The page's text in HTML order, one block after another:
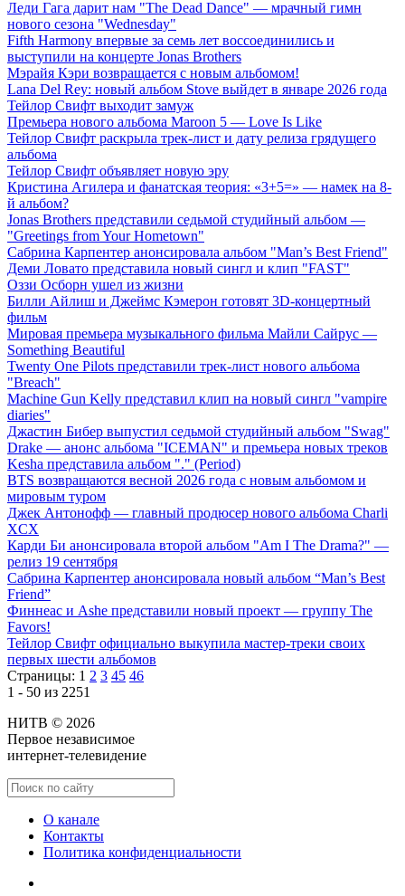
Леди Гага дарит нам "The Dead Dance" — мрачный гимн
нового сезона "Wednesday"
Fifth Harmony впервые за семь лет воссоединились и
выступили на концерте Jonas Brothers
Мэрайя Кэри возвращается с новым альбомом!
Lana Del Rey: новый альбом Stove выйдет в январе 2026 года
Тейлор Свифт выходит замуж
Премьера нового альбома Maroon 5 — Love Is Like
Тейлор Свифт раскрыла трек-лист и дату релиза грядущего
альбома
Тейлор Свифт объявляет новую эру
Кристина Агилера и фанатская теория: «3+5=» — намек на 8-
й альбом?
Jonas Brothers представили седьмой студийный альбом —
"Greetings from Your Hometown"
Сабрина Карпентер анонсировала альбом "Man’s Best Friend"
Деми Ловато представила новый сингл и клип "FAST"
Оззи Осборн ушел из жизни
Билли Айлиш и Джеймс Кэмерон готовят 3D-концертный
фильм
Мировая премьера музыкального фильма Майли Сайрус —
Something Beautiful
Twenty One Pilots представили трек-лист нового альбома
"Breach"
Machine Gun Kelly представил клип на новый сингл "vampire
diaries"
Джастин Бибер выпустил седьмой студийный альбом "Swag"
Drake — анонс альбома "ICEMAN" и премьера новых треков
Kesha представила альбом "." (Period)
BTS возвращаются весной 2026 года с новым альбомом и
мировым туром
Джек Антонофф — главный продюсер нового альбома Charli
XCX
Карди Би анонсировала второй альбом "Am I The Drama?" —
релиз 19 сентября
Сабрина Карпентер анонсировала новый альбом “Man’s Best
Friend”
Финнеас и Ashe представили новый проект — группу The
Favors!
Тейлор Свифт официально выкупила мастер-треки своих
первых шести альбомов
Страницы: 1 2 3 45 46
1 - 50 из 2251
НИТВ © 2026
Первое независимое
интернет-телевидение
О канале
Контакты
Политика конфиденциальности